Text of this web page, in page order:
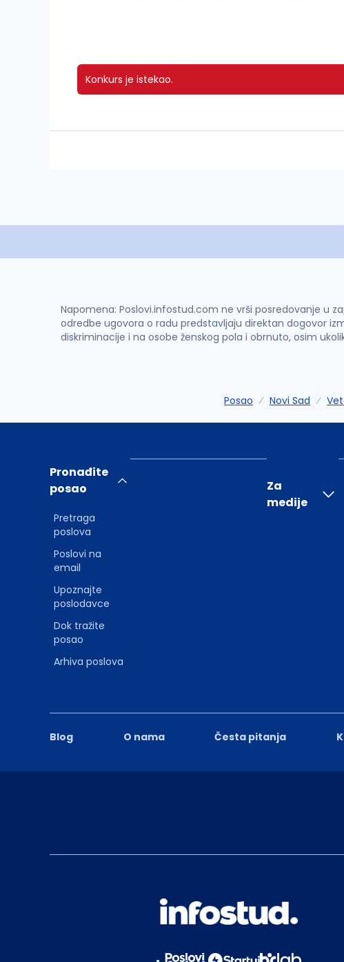
Konkurs je istekao.
Napomena: Poslovi.infostud.com ne vrši posredovanje u
odredbe ugovora o radu predstavljaju direktan dogovor
diskriminacije i na osobe ženskog pola i obrnuto, osim
Posao Novi Sad
Blog O nama Česta pitanja
Pronađite
posao
Pretraga
poslova
Poslovi na
email
Upoznajte
poslodavce
Dok tražite
posao
Arhiva poslova
Za
medije